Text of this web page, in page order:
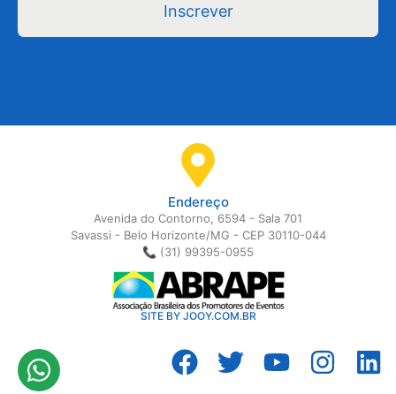
Inscrever
Endereço
Avenida do Contorno, 6594 - Sala 701
Savassi - Belo Horizonte/MG - CEP 30110-044
📞 (31) 99395-0955
SITE BY JOOY.COM.BR